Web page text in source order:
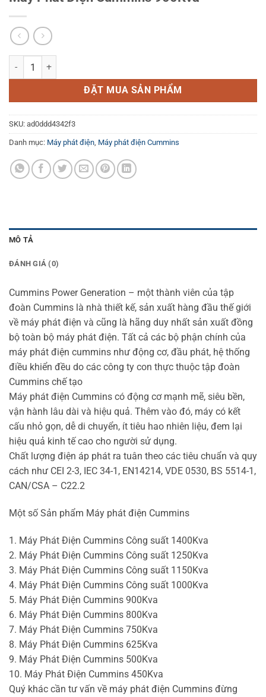
Máy Phát Điện Cummins 900Kva số lượng
ĐẶT MUA SẢN PHẨM
SKU: ad0ddd4342f3
Danh mục: Máy phát điện Máy phát điện Cummins
MÔ TẢ
ĐÁNH GIÁ (0)
Cummins Power Generation – một thành viên của tập
đoàn Cummins là nhà thiết kế, sản xuất hàng đầu thế giới
về máy phát điện và cũng là hãng duy nhất sản xuất đồng
bộ toàn bộ máy phát điện. Tất cả các bộ phận chính của
máy phát điện cummins như động cơ, đầu phát, hệ thống
điều khiển đều do các công ty con thực thuộc tập đoàn
Cummins chế tạo
Máy phát điện Cummins có động cơ mạnh mẽ, siêu bền,
vận hành lâu dài và hiệu quả. Thêm vào đó, máy có kết
cấu nhỏ gọn, dễ di chuyển, ít tiêu hao nhiên liệu, đem lại
hiệu quả kinh tế cao cho người sử dụng.
Chất lượng điện áp phát ra tuân theo các tiêu chuẩn và quy
cách như CEI 2-3, IEC 34-1, EN14214, VDE 0530, BS 5514-1,
CAN/CSA – C22.2
Một số Sản phẩm Máy phát điện Cummins
1. Máy Phát Điện Cummins Công suất 1400Kva
2. Máy Phát Điện Cummins Công suất 1250Kva
3. Máy Phát Điện Cummins Công suất 1150Kva
4. Máy Phát Điện Cummins Công suất 1000Kva
5. Máy Phát Điện Cummins 900Kva
6. Máy Phát Điện Cummins 800Kva
7. Máy Phát Điện Cummins 750Kva
8. Máy Phát Điện Cummins 625Kva
9. Máy Phát Điện Cummins 500Kva
10. Máy Phát Điện Cummins 450Kva
Quý khác cần tư vấn về máy phát điện Cummins đừng